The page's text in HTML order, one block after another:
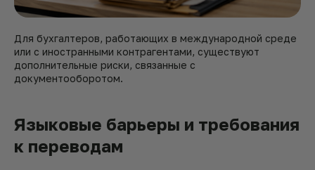
Для бухгалтеров, работающих в международной среде
или с иностранными контрагентами, существуют
дополнительные риски, связанные с
документооборотом.
Языковые барьеры и требования
к переводам